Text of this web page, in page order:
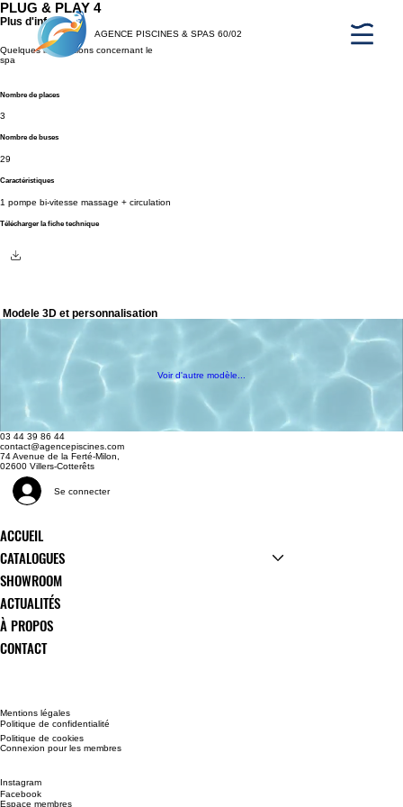
AGENCE PISCINES & SPAS 60/02
PLUG & PLAY 4
Nombre de places
3
Nombre de buses
29
Caractéristiques
1 pompe bi-vitesse massage + circulation
Télécharger la fiche technique
Plus d'info
Quelques informations concernant le
spa
Modele 3D et personnalisation
Voir d'autre modèle...
03 44 39 86 44
contact@agencepiscines.com
74 Avenue de la Ferté-Milon,
02600 Villers-Cotterêts
Se connecter
ACCUEIL
CATALOGUES
SHOWROOM
ACTUALITÉS
À PROPOS
CONTACT
Instagram
Facebook
Espace membres
Mentions légales
Politique de confidentialité
Politique de cookies
Connexion pour les membres